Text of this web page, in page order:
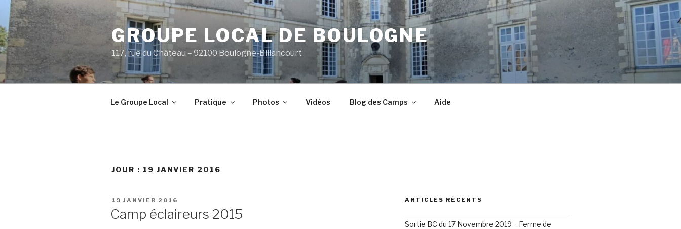
Aller
contenu
principal
GROUPE LOCAL DE BOULOGNE
117, rue du Château – 92100 Boulogne-Billancourt
Le Groupe Local Pratique Photos Vidéos Blog des Camps Aide
JOUR : 19 JANVIER 2016
PUBLIÉ
19 JANVIER 2016
Camp éclaireurs 2015
ARTICLES RÉCENTS
Sortie BC du 17 Novembre 2019 – Ferme de